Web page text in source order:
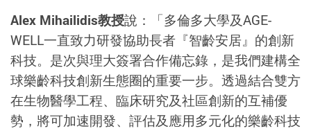
Alex Mihailidis教授說：「多倫多大學及AGE-
WELL一直致力研發協助長者『智齡安居』的創新
科技。是次與理大簽署合作備忘錄，是我們建構全
球樂齡科技創新生態圈的重要一步。透過結合雙方
在生物醫學工程、臨床研究及社區創新的互補優
勢，將可加速開發、評估及應用多元化的樂齡科技